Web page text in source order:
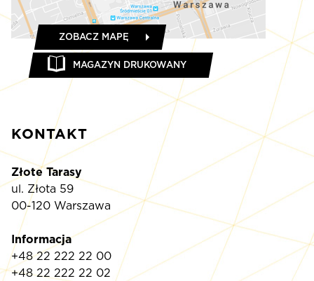
KONTAKT
Złote Tarasy
ul. Złota 59
00-120 Warszawa
Informacja
+48 22 222 22 00
+48 22 222 22 02
ZOBACZ MAPĘ
MAGAZYN DRUKOWANY